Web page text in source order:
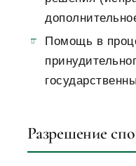
Помощь в
Разрешение